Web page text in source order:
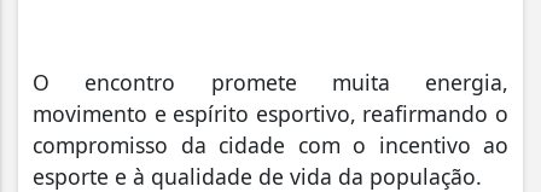
O encontro promete muita energia,
movimento e espírito esportivo, reafirmando o
compromisso da cidade com o incentivo ao
esporte e à qualidade de vida da população.